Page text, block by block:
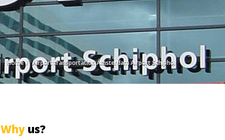
Home Airport transportation Amsterdam Airport Schiphol
Whyus?